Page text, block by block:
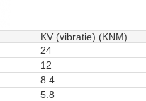
KV (vibratie) (KNM)
24
12
8.4
5.8